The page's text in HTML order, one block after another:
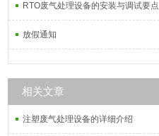
RTO废气处理设备的安装与调试要点
放假通知
相关文章
注塑废气处理设备的详细介绍